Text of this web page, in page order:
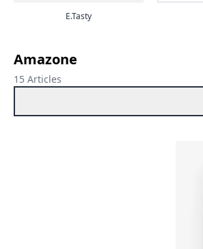
E.Tasty
Amazone
15 Articles